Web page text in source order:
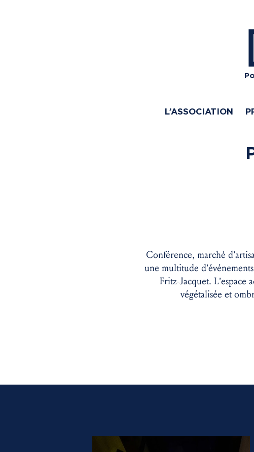
L’ASSOCIATION
Conférence, marché
une multitude
Fritz-Jacquet. L’espace
végétalisée et